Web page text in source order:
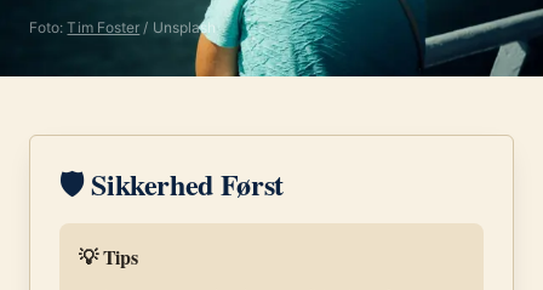
Foto:Tim Foster / Unsplash
🛡️ Sikkerhed Først
💡 Tips